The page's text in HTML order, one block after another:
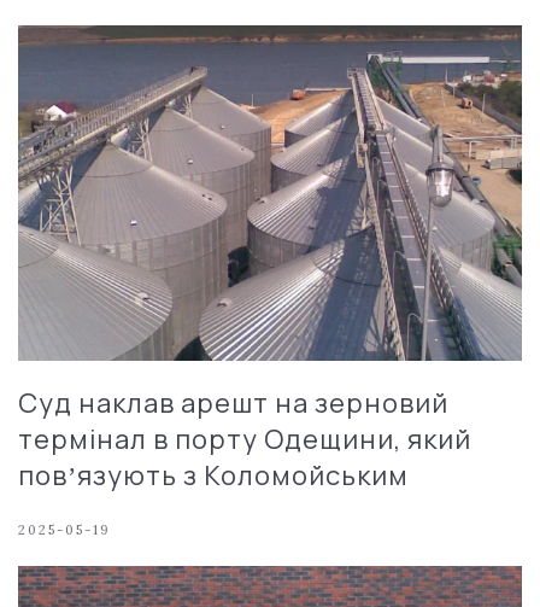
Суд наклав арешт на зерновий
термінал в порту Одещини, який
повʼязують з Коломойським
2025-05-19